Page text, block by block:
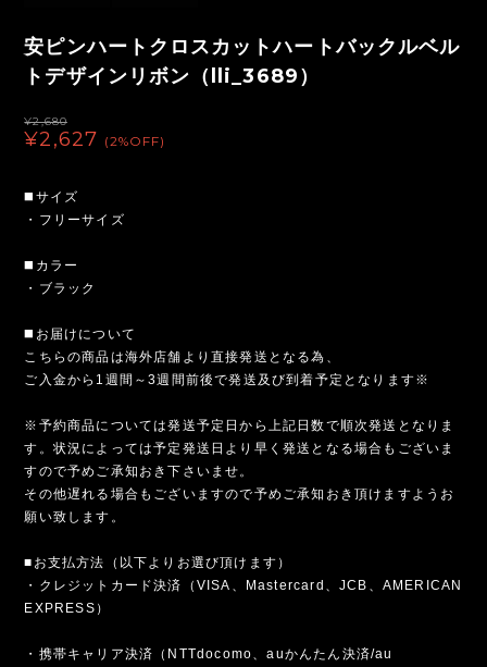
安ピンハートクロスカットハートバックルベル
トデザインリボン（lli_3689）
¥2,680
¥2,627 (2%OFF)
◼️サイズ
・フリーサイズ
◼️カラー
・ブラック
◼️お届けについて
こちらの商品は海外店舗より直接発送となる為、
ご入金から1週間～3週間前後で発送及び到着予定となります※
※予約商品については発送予定日から上記日数で順次発送となりま
す。状況によっては予定発送日より早く発送となる場合もございま
すので予めご承知おき下さいませ。
その他遅れる場合もございますので予めご承知おき頂けますようお
願い致します。
■お支払方法（以下よりお選び頂けます）
・クレジットカード決済（VISA、Mastercard、JCB、AMERICAN
EXPRESS）
・携帯キャリア決済（NTTdocomo、auかんたん決済/au